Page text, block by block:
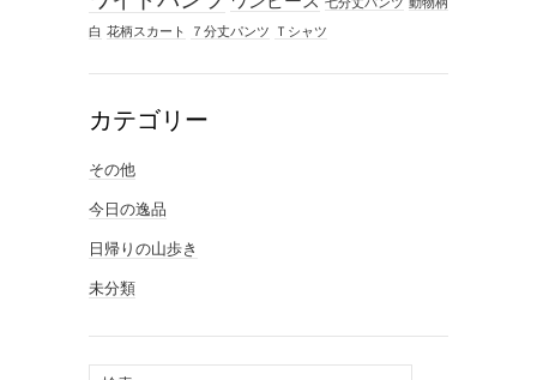
白 花柄スカート ７分丈パンツ Ｔシャツ
カテゴリー
その他
今日の逸品
日帰りの山歩き
未分類